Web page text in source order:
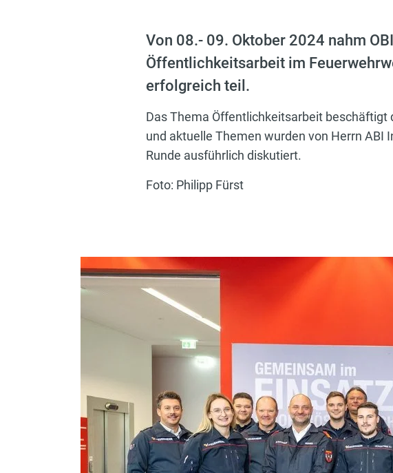
Von 08.- 09. Oktober 2024 nahm
Öffentlichkeitsarbeit im
erfolgreich teil.
Das Thema Öffentlichkeitsarbeit beschäftigt
und aktuelle Themen wurden von Herrn ABI
Runde ausführlich diskutiert.
Foto: Philipp Fürst